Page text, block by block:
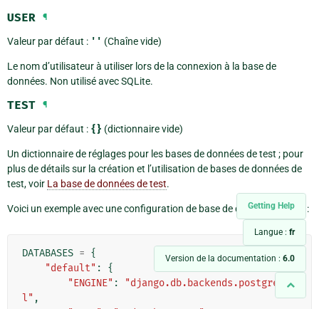
Getting Help
Langue : fr
Version de la documentation : 6.0
USER ¶
Valeur par défaut : '' (Chaîne vide)
Le nom d’utilisateur à utiliser lors de la connexion à la base de
données. Non utilisé avec SQLite.
TEST ¶
Valeur par défaut : {} (dictionnaire vide)
Un dictionnaire de réglages pour les bases de données de test ; pour
plus de détails sur la création et l’utilisation de bases de données de
test, voir La base de données de test.
Voici un exemple avec une configuration de base de données de test :
DATABASES = {
"default" :
{
"ENGINE" :
"django.db.backends.postgresq
l" ,